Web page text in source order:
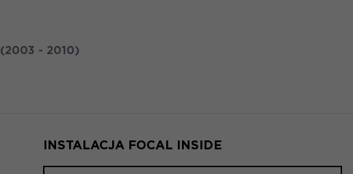
(2003 - 2010)
INSTALACJA FOCAL INSIDE